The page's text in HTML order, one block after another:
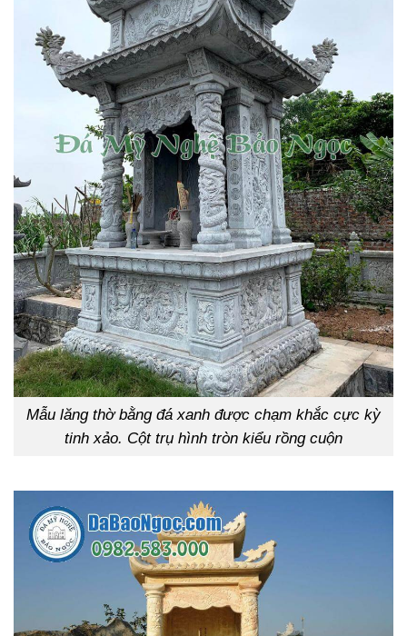
Mẫu lăng thờ bằng đá xanh được chạm khắc cực kỳ
tinh xảo. Cột trụ hình tròn kiểu rồng cuộn